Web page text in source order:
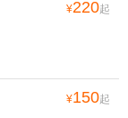
¥220起
¥150起